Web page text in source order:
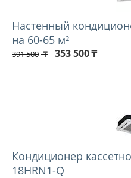
Настенный
на 60-65 м²
391 500 ₸ 353 500₸
Кондиционер
18HRN1-Q